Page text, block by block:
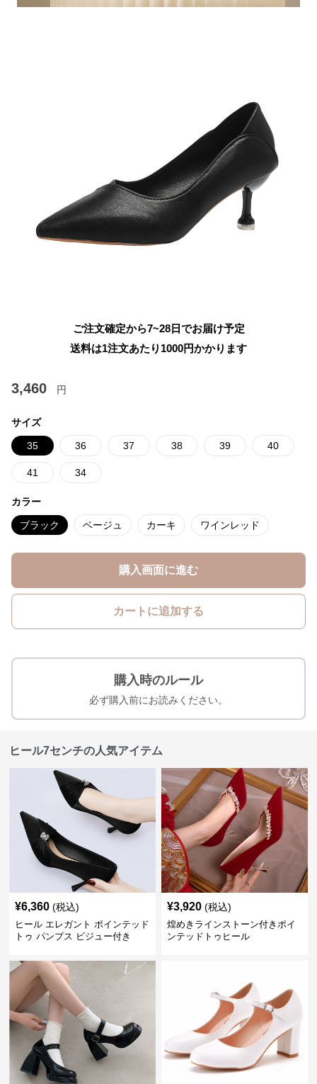
ご注文確定から7~28日でお届け予定
送料は1注文あたり 1000円かかります
3,460 円
サイズ
35 36 37 38 39 40
41 34
カラー
ブラック ベージュ カーキ ワインレッド
購入画面に進む
カートに追加する
購入時のルール
必ず購入前にお読みください。
ヒール7センチの人気アイテム
¥6,360 (税込)
ヒール エレガント ポインテッド
トゥ パンプス ビジュー付き
¥3,920 (税込)
煌めきラインストーン付きポイ
ンテッドトゥヒール